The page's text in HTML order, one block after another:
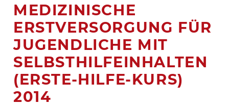
MEDIZINISCHE
ERSTVERSORGUNG FÜR
JUGENDLICHE MIT
SELBSTHILFEINHALTEN
(ERSTE-HILFE-KURS)
2014